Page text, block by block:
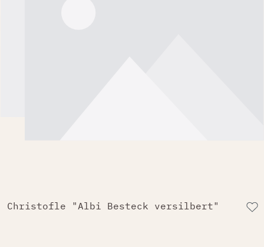
Christofle "Albi Besteck versilbert"